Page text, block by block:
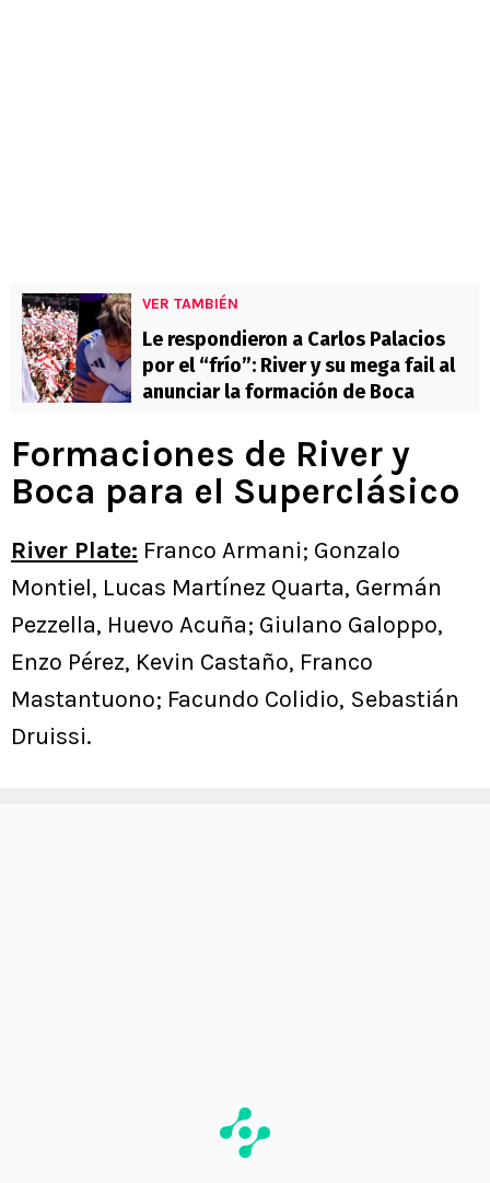
VER TAMBIÉN
Le respondieron a Carlos Palacios
por el “frío”: River y su mega fail al
anunciar la formación de Boca
Formaciones de River y
Boca para el Superclásico
River Plate: Franco Armani; Gonzalo
Montiel, Lucas Martínez Quarta, Germán
Pezzella, Huevo Acuña; Giulano Galoppo,
Enzo Pérez, Kevin Castaño, Franco
Mastantuono; Facundo Colidio, Sebastián
Druissi.